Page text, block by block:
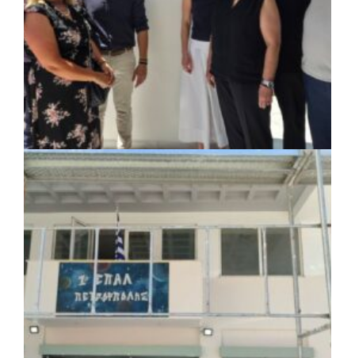
ΚΟΙΝΩΝΙΑ | 07/08/2026 · 18:01
Το Δημοτικό Κατάστημα Κουβαρά φέρει
πλέον το όνομα «Γεώργιος Πρίφτης»